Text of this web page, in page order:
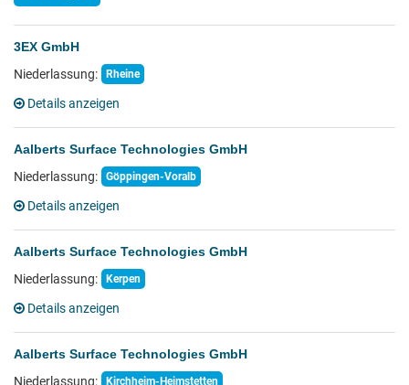
3EX GmbH
Niederlassung:
Rheine
Details anzeigen
Aalberts Surface Technologies GmbH
Niederlassung:
Göppingen-Voralb
Details anzeigen
Aalberts Surface Technologies GmbH
Niederlassung:
Kerpen
Details anzeigen
Aalberts Surface Technologies GmbH
Niederlassung:
Kirchheim-Heimstetten